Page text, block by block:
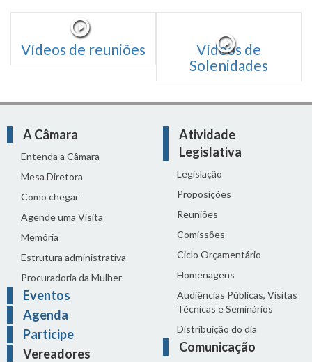
Vídeos de reuniões
Vídeos de
Solenidades
A Câmara
Entenda a Câmara
Mesa Diretora
Como chegar
Agende uma Visita
Memória
Estrutura administrativa
Procuradoria da Mulher
Eventos
Agenda
Participe
Vereadores
Atividade
Legislativa
Legislação
Proposições
Reuniões
Comissões
Ciclo Orçamentário
Homenagens
Audiências Públicas, Visitas
Técnicas e Seminários
Distribuição do dia
Comunicação